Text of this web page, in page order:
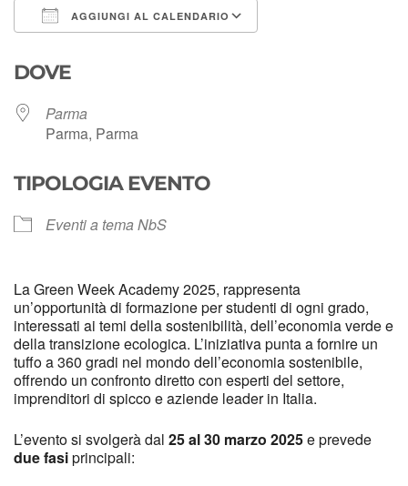
AGGIUNGI AL CALENDARIO
DOVE
Parma
Parma, Parma
TIPOLOGIA EVENTO
Eventi a tema NbS
La Green Week Academy 2025, rappresenta
un’opportunità di formazione per studenti di ogni grado,
interessati ai temi della sostenibilità, dell’economia verde e
della transizione ecologica. L’iniziativa punta a fornire un
tuffo a 360 gradi nel mondo dell’economia sostenibile,
offrendo un confronto diretto con esperti del settore,
imprenditori di spicco e aziende leader in Italia.
L’evento si svolgerà dal 25 al 30 marzo 2025e prevede
due fasiprincipali: